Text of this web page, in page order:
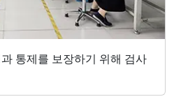
통제를 보장하기 위해 검사